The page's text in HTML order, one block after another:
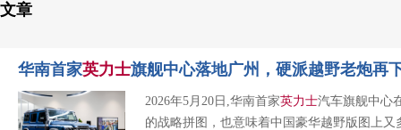
文章
华南首家英力士旗舰中心落地广州，硬派越野老炮再
2026年5月20日,华南首家英力士汽车旗舰中心
的战略拼图，也意味着中国豪华越野版图上